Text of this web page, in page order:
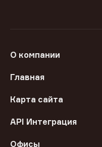
О компании
Главная
Карта сайта
API Интеграция
Офисы